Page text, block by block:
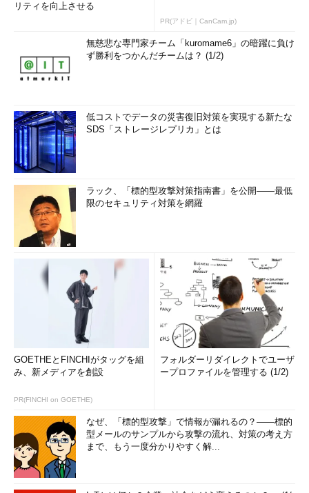
リティを向上させる
PR(アドビ｜CanCam.jp)
無慈悲な専門家チーム「kuromame6」の暗躍に負け
ず勝利をつかんだチームは？ (1/2)
低コストでデータの災害復旧対策を実現する新たな
SDS「ストレージレプリカ」とは
ラック、「標的型攻撃対策指南書」を公開――最低
限のセキュリティ対策を網羅
GOETHEとFINCHIがタッグを組
み、新メディアを創設
PR(FINCHI on GOETHE)
フォルダーリダイレクトでユーザ
ープロファイルを管理する (1/2)
なぜ、「標的型攻撃」で情報が漏れるの？――標的
型メールのサンプルから攻撃の流れ、対策の考え方
まで、もう一度分かりやすく解...